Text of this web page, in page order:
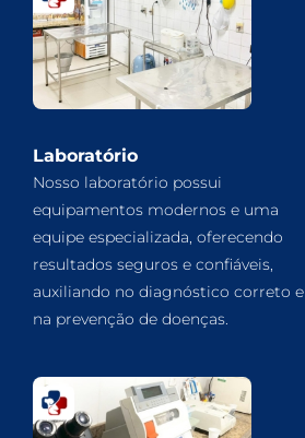
Laboratório
Nosso laboratório possui
equipamentos modernos e uma
equipe especializada, oferecendo
resultados seguros e confiáveis,
auxiliando no diagnóstico correto e
na prevenção de doenças.